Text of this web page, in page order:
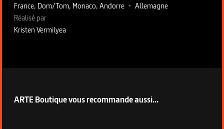
France, Dom/Tom, Monaco, Andorre • Allemagne
Fiche technique section droite
Réalisé par
Kristen Vermilyea
ARTE Boutique vous recommande aussi...